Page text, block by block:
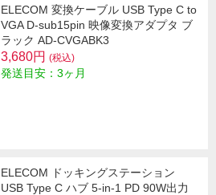
ELECOM 変換ケーブル USB Type C to
VGA D-sub15pin 映像変換アダプタ ブ
ラック AD-CVGABK3
3,680円 (税込)
発送目安：3ヶ月
ELECOM ドッキングステーション
USB Type C ハブ 5-in-1 PD 90W出力